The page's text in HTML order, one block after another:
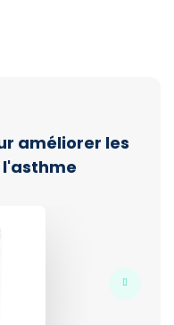
améliorer les